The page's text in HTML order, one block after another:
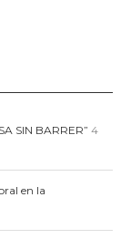
SIN BARRER” 4
en la